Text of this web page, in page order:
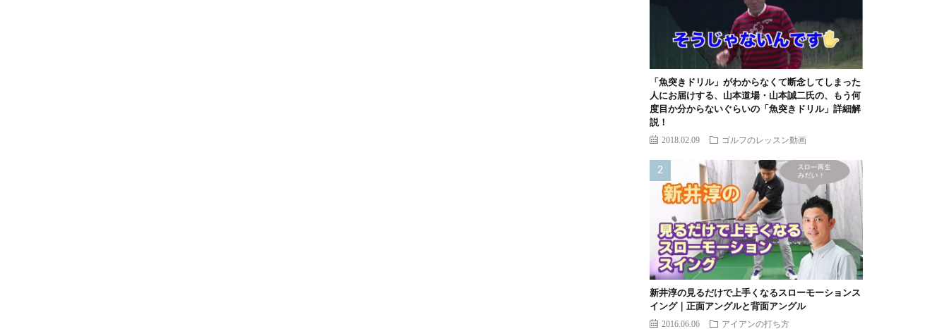
「魚突きドリル」がわからなくて断念してしまった
人にお届けする、山本道場・山本誠二氏の、もう何
度目か分からないぐらいの「魚突きドリル」詳細解
説！
2018.02.09 ゴルフのレッスン動画
新井淳の見るだけで上手くなるスローモーションス
イング｜正面アングルと背面アングル
2016.06.06 アイアンの打ち方